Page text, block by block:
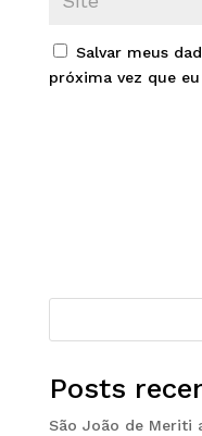
Salvar meus
próxima vez que
Posts
São João de Meriti